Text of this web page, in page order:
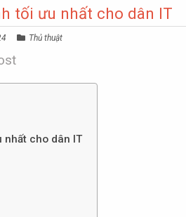
tối ưu nhất cho dân IT
Thủ thuật
nhất cho dân IT